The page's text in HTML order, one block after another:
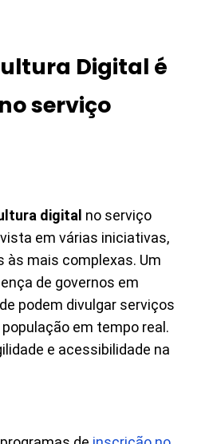
Digital é
serviço
digital no serviço
em várias iniciativas,
às mais complexas. Um
de governos em
podem divulgar serviços
em tempo real.
e acessibilidade na